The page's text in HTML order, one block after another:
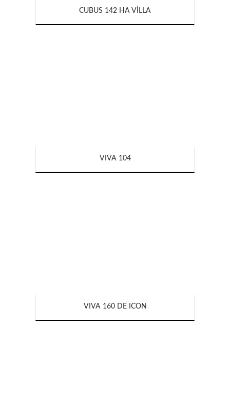
CUBUS 142 HA VILLA
VIVA 104
VIVA 160 DE ICON